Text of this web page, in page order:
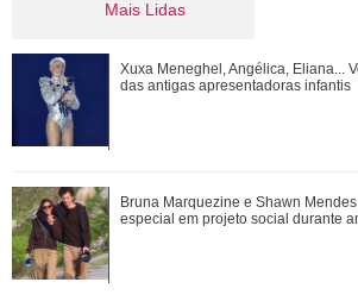
Mais Lidas
MC Livinho chama ex-esposa para
afiada
Bruna Marquezine e Shawn
especial em projeto social durante
Xuxa Meneghel, Angélica, Eliana...
das antigas apresentadoras infantis
Bruna Marquezine e Shawn
especial em projeto social durante